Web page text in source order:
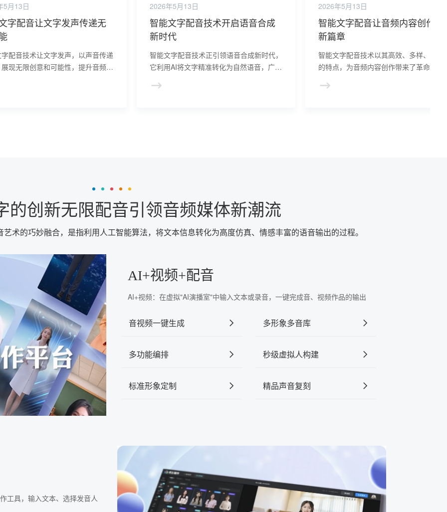
5月13日
字配音让文字发声传递无
配音技术让文字发声，以声音传递
现无限创意和可能性，提升音频内
2026年5月13日
智能文字配音技术开启语音合成
新时代
智能文字配音技术正引领语音合成新时代，
它利用AI将文字精准转化为自然语音，广泛
高了语音合成的质量和效率，推动了音频创
2026年5月13日
智能文字配音让音频内容创作的
新篇章
智能文字配音技术以其高效、多样、个性
的特点，为音频内容创作带来了革命性的
更加丰富多彩，更具吸引力。
的创新无限配音引领音频媒体新潮流
术的巧妙融合，是指利用人工智能算法，将文本信息转化为高度仿真、情感丰富的语音输出的过程。
AI+视频+配音
AI+视频：在虚拟"AI演播室"中输入文本或录音，一键完成音、视频作品的输出
音视频一键生成 多形象多音库
多功能编排 秒级虚拟人构建
标准形象定制 精品声音复刻
工具，输入文本、选择发音人